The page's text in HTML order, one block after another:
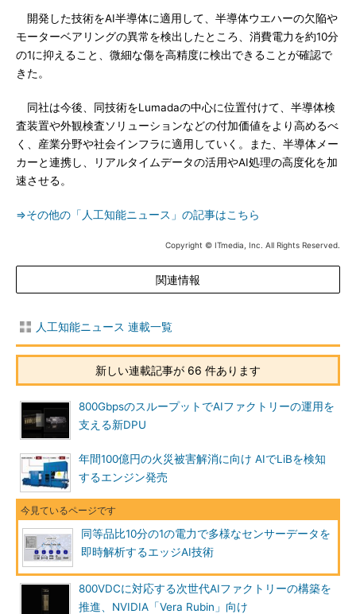
開発した技術をAI半導体に適用して、半導体ウエハーの欠陥や
モーターベアリングの異常を検出したところ、消費電力を約10分
の1に抑えること、微細な傷を高精度に検出できることが確認で
きた。
同社は今後、同技術をLumadaの中心に位置付けて、半導体検
査装置や外観検査ソリューションなどの付加価値をより高めるべ
く、産業分野や社会インフラに適用していく。また、半導体メー
カーと連携し、リアルタイムデータの活用やAI処理の高度化を加
速させる。
⇒その他の「人工知能ニュース」の記事はこちら
Copyright © ITmedia, Inc. All Rights Reserved.
関連情報
人工知能ニュース 連載一覧
新しい連載記事が 66 件あります
800GbpsのスループットでAIファクトリーの運用を
支える新DPU
年間100億円の火災被害解消に向け AIでLiBを検知
するエンジン発売
同等品比10分の1の電力で多様なセンサーデータを
即時解析するエッジAI技術
800VDCに対応する次世代AIファクトリーの構築を
推進、NVIDIA「Vera Rubin」向け